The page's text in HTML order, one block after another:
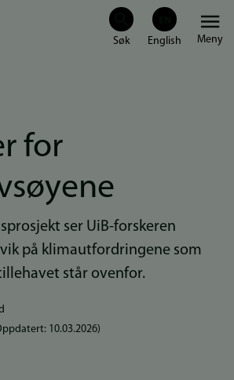
Meny
for
ser UiB-forskeren
på klimautfordringene som
står ovenfor.
10.03.2026)